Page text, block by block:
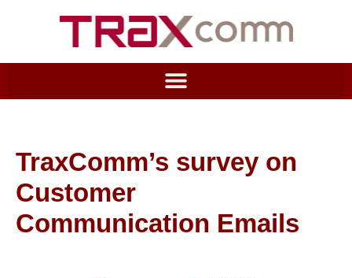
TraxComm’s survey on
Customer
Communication Emails